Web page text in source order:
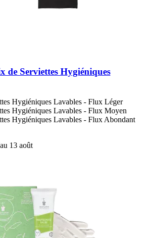
de Serviettes Hygiéniques
Hygiéniques Lavables - Flux Léger
Hygiéniques Lavables - Flux Moyen
Hygiéniques Lavables - Flux Abondant
13 août